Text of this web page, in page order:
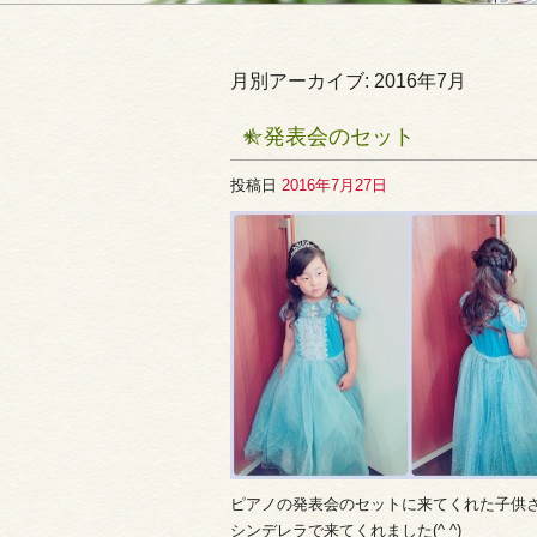
月別アーカイブ: 2016年7月
☆発表会のセット
投稿日 2016年7月27日
ピアノの発表会のセットに来てくれた子供
シンデレラで来てくれました(^ ^)